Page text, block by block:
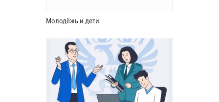
Молодёжь и дети